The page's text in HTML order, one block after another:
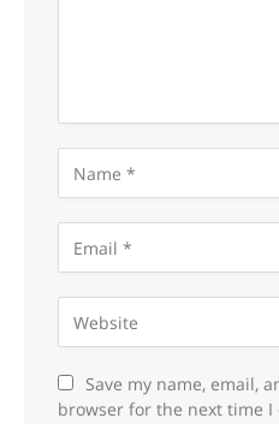
Save my name, email,
browser for the next time I